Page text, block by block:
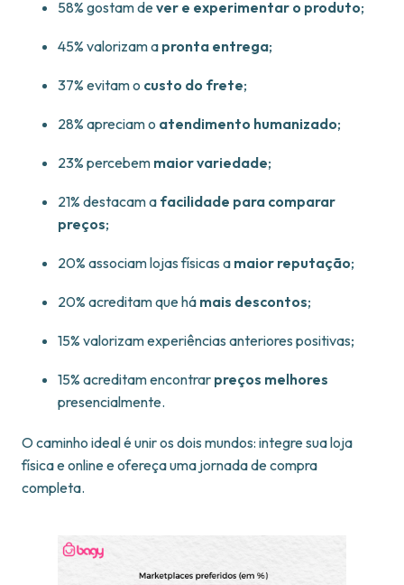
58% gostam dever e experimentar o produto;
45% valorizam a pronta entrega;
37% evitam o custo do frete;
28% apreciam o atendimento humanizado;
23% percebem maior variedade;
21% destacam a facilidade para comparar
preços;
20% associam lojas físicas a maior reputação;
20% acreditam que há mais descontos;
15% valorizam experiências anteriores positivas;
15% acreditam encontrar preços melhores
presencialmente.
O caminho ideal é unir os dois mundos: integre sua loja
física e online e ofereça uma jornada de compra
completa.